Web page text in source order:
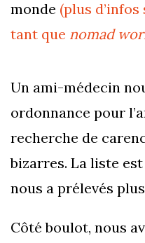
monde (plus
tant que nomad
Un ami-médecin
ordonnance pour
recherche de
bizarres. La liste
nous a prélevés
Côté boulot, nous